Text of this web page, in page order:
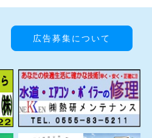
広告募集について